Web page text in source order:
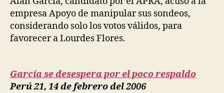
APOYO
Poll
empresa Apoyo de manipular sus sondeos,
considerando solo los votos válidos, para
favorecer a Lourdes Flores.
García se desespera por el poco respaldo
Perú 21, 14 de febrero del 2006